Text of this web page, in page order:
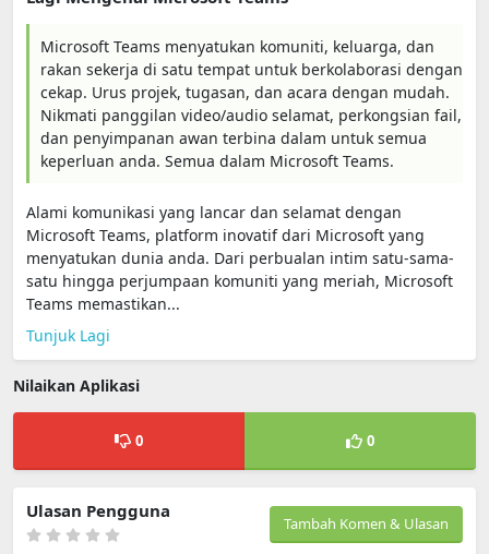
Microsoft Teams menyatukan komuniti, keluarga, dan
rakan sekerja di satu tempat untuk berkolaborasi dengan
cekap. Urus projek, tugasan, dan acara dengan mudah.
Nikmati panggilan video/audio selamat, perkongsian fail,
dan penyimpanan awan terbina dalam untuk semua
keperluan anda. Semua dalam Microsoft Teams.
Alami komunikasi yang lancar dan selamat dengan
Microsoft Teams, platform inovatif dari Microsoft yang
menyatukan dunia anda. Dari perbualan intim satu-sama-
satu hingga perjumpaan komuniti yang meriah, Microsoft
Teams memastikan...
Tunjuk Lagi
Nilaikan Aplikasi
0 0
Tambah Komen & Ulasan
Ulasan Pengguna